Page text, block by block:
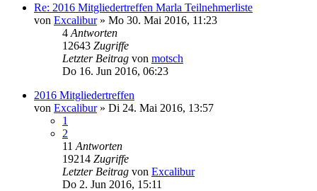
Re: 2016 Mitgliedertreffen Marla Teilnehmerliste
von Excalibur» Mo 30. Mai 2016, 11:23
4 Antworten
12643 Zugriffe
Letzter Beitrag von motsch
Do 16. Jun 2016, 06:23
2016 Mitgliedertreffen
von Excalibur» Di 24. Mai 2016, 13:57
1
2
11 Antworten
19214 Zugriffe
Letzter Beitrag von Excalibur
Do 2. Jun 2016, 15:11